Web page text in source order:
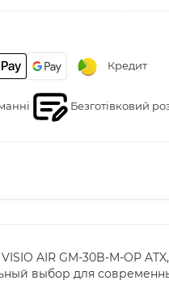
Кредит
Безготівковий
AIR GM-30B-M-OP
выбор для